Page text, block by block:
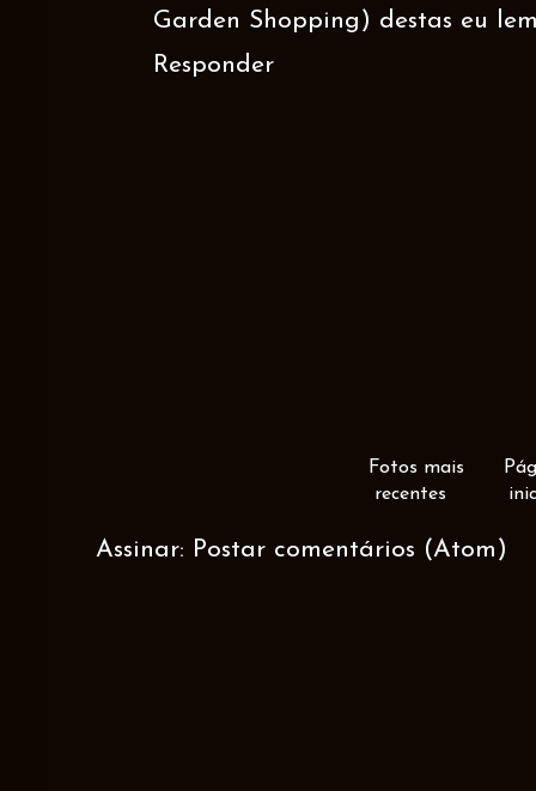
Garden Shopping) destas eu
Responder
Fotos mais
recentes
Assinar: Postar comentários (Atom)